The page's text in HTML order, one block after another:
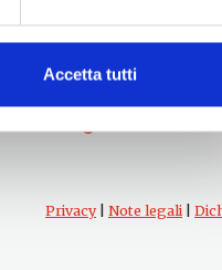
Accetta tutti
Privacy| Note legali